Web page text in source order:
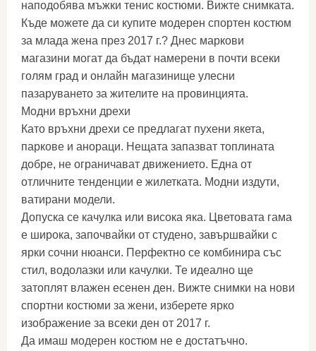
наподобява мъжки тенис костюми. Вижте снимката.
Къде можете да си купите модерен спортен костюм
за млада жена през 2017 г.? Днес маркови
магазини могат да бъдат намерени в почти всеки
голям град и онлайн магазинище улесни
пазаруването за жителите на провинцията.
Модни връхни дрехи
Като връхни дрехи се предлагат пухени якета,
паркове и анораци. Нещата запазват топлината
добре, не ограничават движението. Една от
отличните тенденции е жилетката. Модни издути,
ватирани модели.
Допуска се качулка или висока яка. Цветовата гама
е широка, започвайки от студено, завършвайки с
ярки сочни нюанси. Перфектно се комбинира със
стил, водолазки или качулки. Те идеално ще
затоплят влажен есенен ден. Вижте снимки на нови
спортни костюми за жени, изберете ярко
изображение за всеки ден от 2017 г.
Да имаш модерен костюм не е достатъчно.